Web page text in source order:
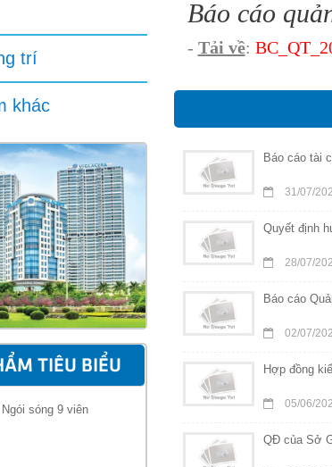
trí
khác
TIÊU BIỂU
Ngói sóng 9 viên
Báo cáo
- Tải về: BC_QT_
Báo cáo tài
31/07/
Quyết định
28/07/
Báo cáo
02/07/
Hợp đồng
05/06/
QĐ của Sở